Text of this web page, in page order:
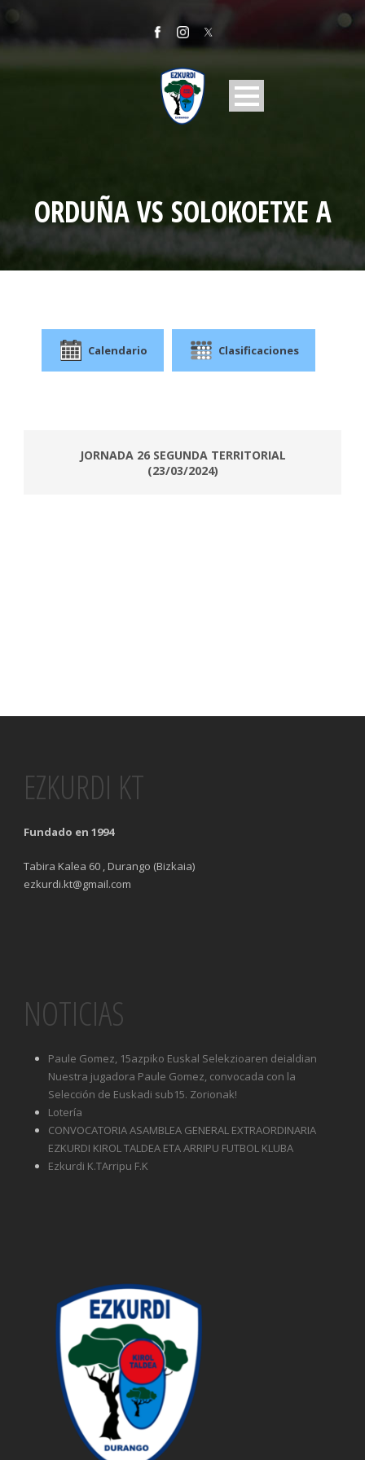
ORDUÑA VS SOLOKOETXE A
Calendario Clasificaciones
JORNADA 26 SEGUNDA TERRITORIAL
(23/03/2024)
EZKURDI KT
Fundado en 1994
Tabira Kalea 60 , Durango (Bizkaia)
ezkurdi.kt@gmail.com
NOTICIAS
Paule Gomez, 15azpiko Euskal Selekzioaren deialdian
Nuestra jugadora Paule Gomez, convocada con la
Selección de Euskadi sub15. Zorionak!
Lotería
CONVOCATORIA ASAMBLEA GENERAL EXTRAORDINARIA
EZKURDI KIROL TALDEA ETA ARRIPU FUTBOL KLUBA
Ezkurdi K.TArripu F.K